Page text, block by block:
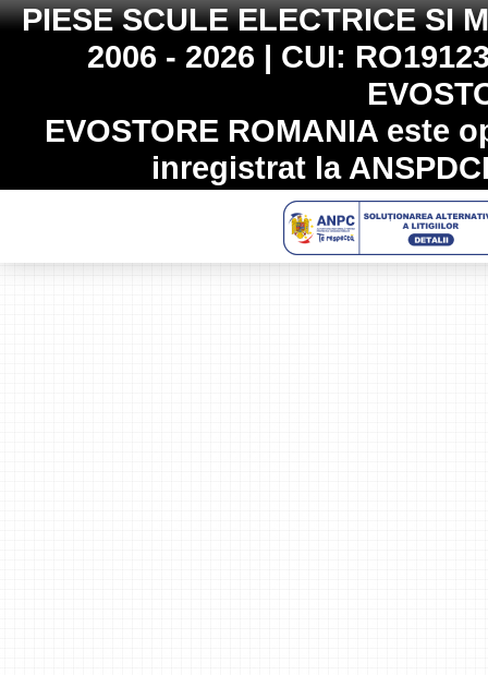
PIESE SCULE ELECTRICE SI
2006 - 2026 | CUI:
EVOSTORE ROMANIAeste
inregistrat la